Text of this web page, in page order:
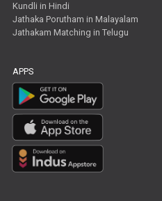
Kundli in Hindi
Jathaka Porutham in Malayalam
Jathakam Matching in Telugu
APPS